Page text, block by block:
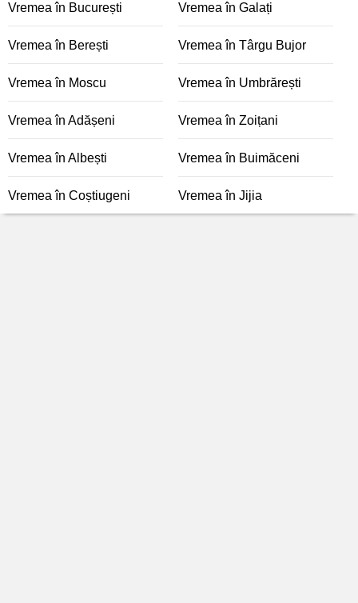
Vremea în București Vremea în Galați
Vremea în Berești Vremea în Târgu Bujor
Vremea în Moscu Vremea în Umbrărești
Vremea în Adășeni Vremea în Zoițani
Vremea în Albești Vremea în Buimăceni
Vremea în Coștiugeni Vremea în Jijia